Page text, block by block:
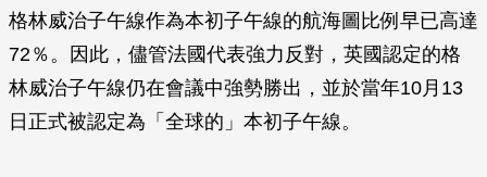
格林威治子午線作為本初子午線的航海圖比例早已高達
72％。因此，儘管法國代表強力反對，英國認定的格
林威治子午線仍在會議中強勢勝出，並於當年10月13
日正式被認定為「全球的」本初子午線。